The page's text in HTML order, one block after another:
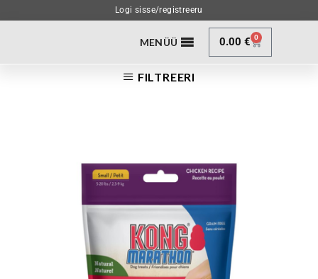
Logi sisse/registreeru
MENÜÜ 0.00€ 0
FILTREERI